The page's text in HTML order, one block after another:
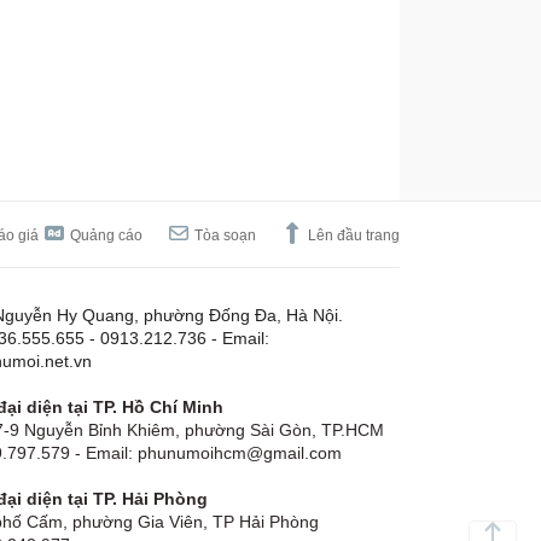
giá Quảng cáo Tòa soạn Lên đầu trang
Hy Quang, phường Đống Đa, Hà Nội.
- 0913.212.736 - Email:
diện tại TP. Hồ Chí Minh
9 Nguyễn Bỉnh Khiêm, phường Sài Gòn, TP.HCM
- Email: phunumoihcm@gmail.com
diện tại TP. Hải Phòng
Cấm, phường Gia Viên, TP Hải Phòng